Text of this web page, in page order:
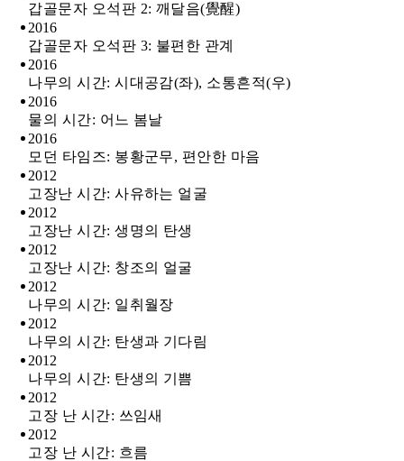
갑골문자 오석판 2: 깨달음(覺醒)
2016
갑골문자 오석판 3: 불편한 관계
2016
나무의 시간: 시대공감(좌), 소통흔적(우)
2016
물의 시간: 어느 봄날
2016
모던 타임즈: 봉황군무, 편안한 마음
2012
고장난 시간: 사유하는 얼굴
2012
고장난 시간: 생명의 탄생
2012
고장난 시간: 창조의 얼굴
2012
나무의 시간: 일취월장
2012
나무의 시간: 탄생과 기다림
2012
나무의 시간: 탄생의 기쁨
2012
고장 난 시간: 쓰임새
2012
고장 난 시간: 흐름